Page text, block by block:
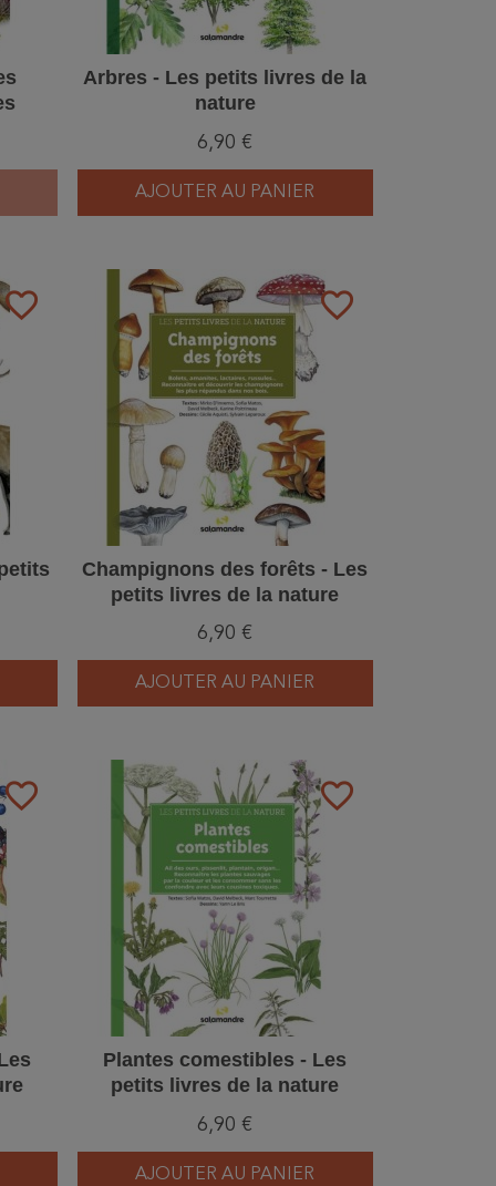
Arbres - Les petits livres de la
nature
6,90 €
AJOUTER AU PANIER
favorite_border favorite_border
Champignons des forêts - Les
petits livres de la nature
6,90 €
AJOUTER AU PANIER
favorite_border favorite_border
Plantes comestibles - Les
petits livres de la nature
6,90 €
AJOUTER AU PANIER